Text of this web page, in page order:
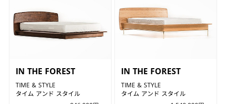
IN THE FOREST
TIME & STYLE
タイム アンド スタイル
IN THE FOREST
TIME & STYLE
タイム アンド スタイル